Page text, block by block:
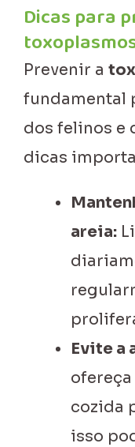
Dicas para
Prevenir a
fundamental
dos felinos e
dicas
areia:
Evite a
cozida
isso